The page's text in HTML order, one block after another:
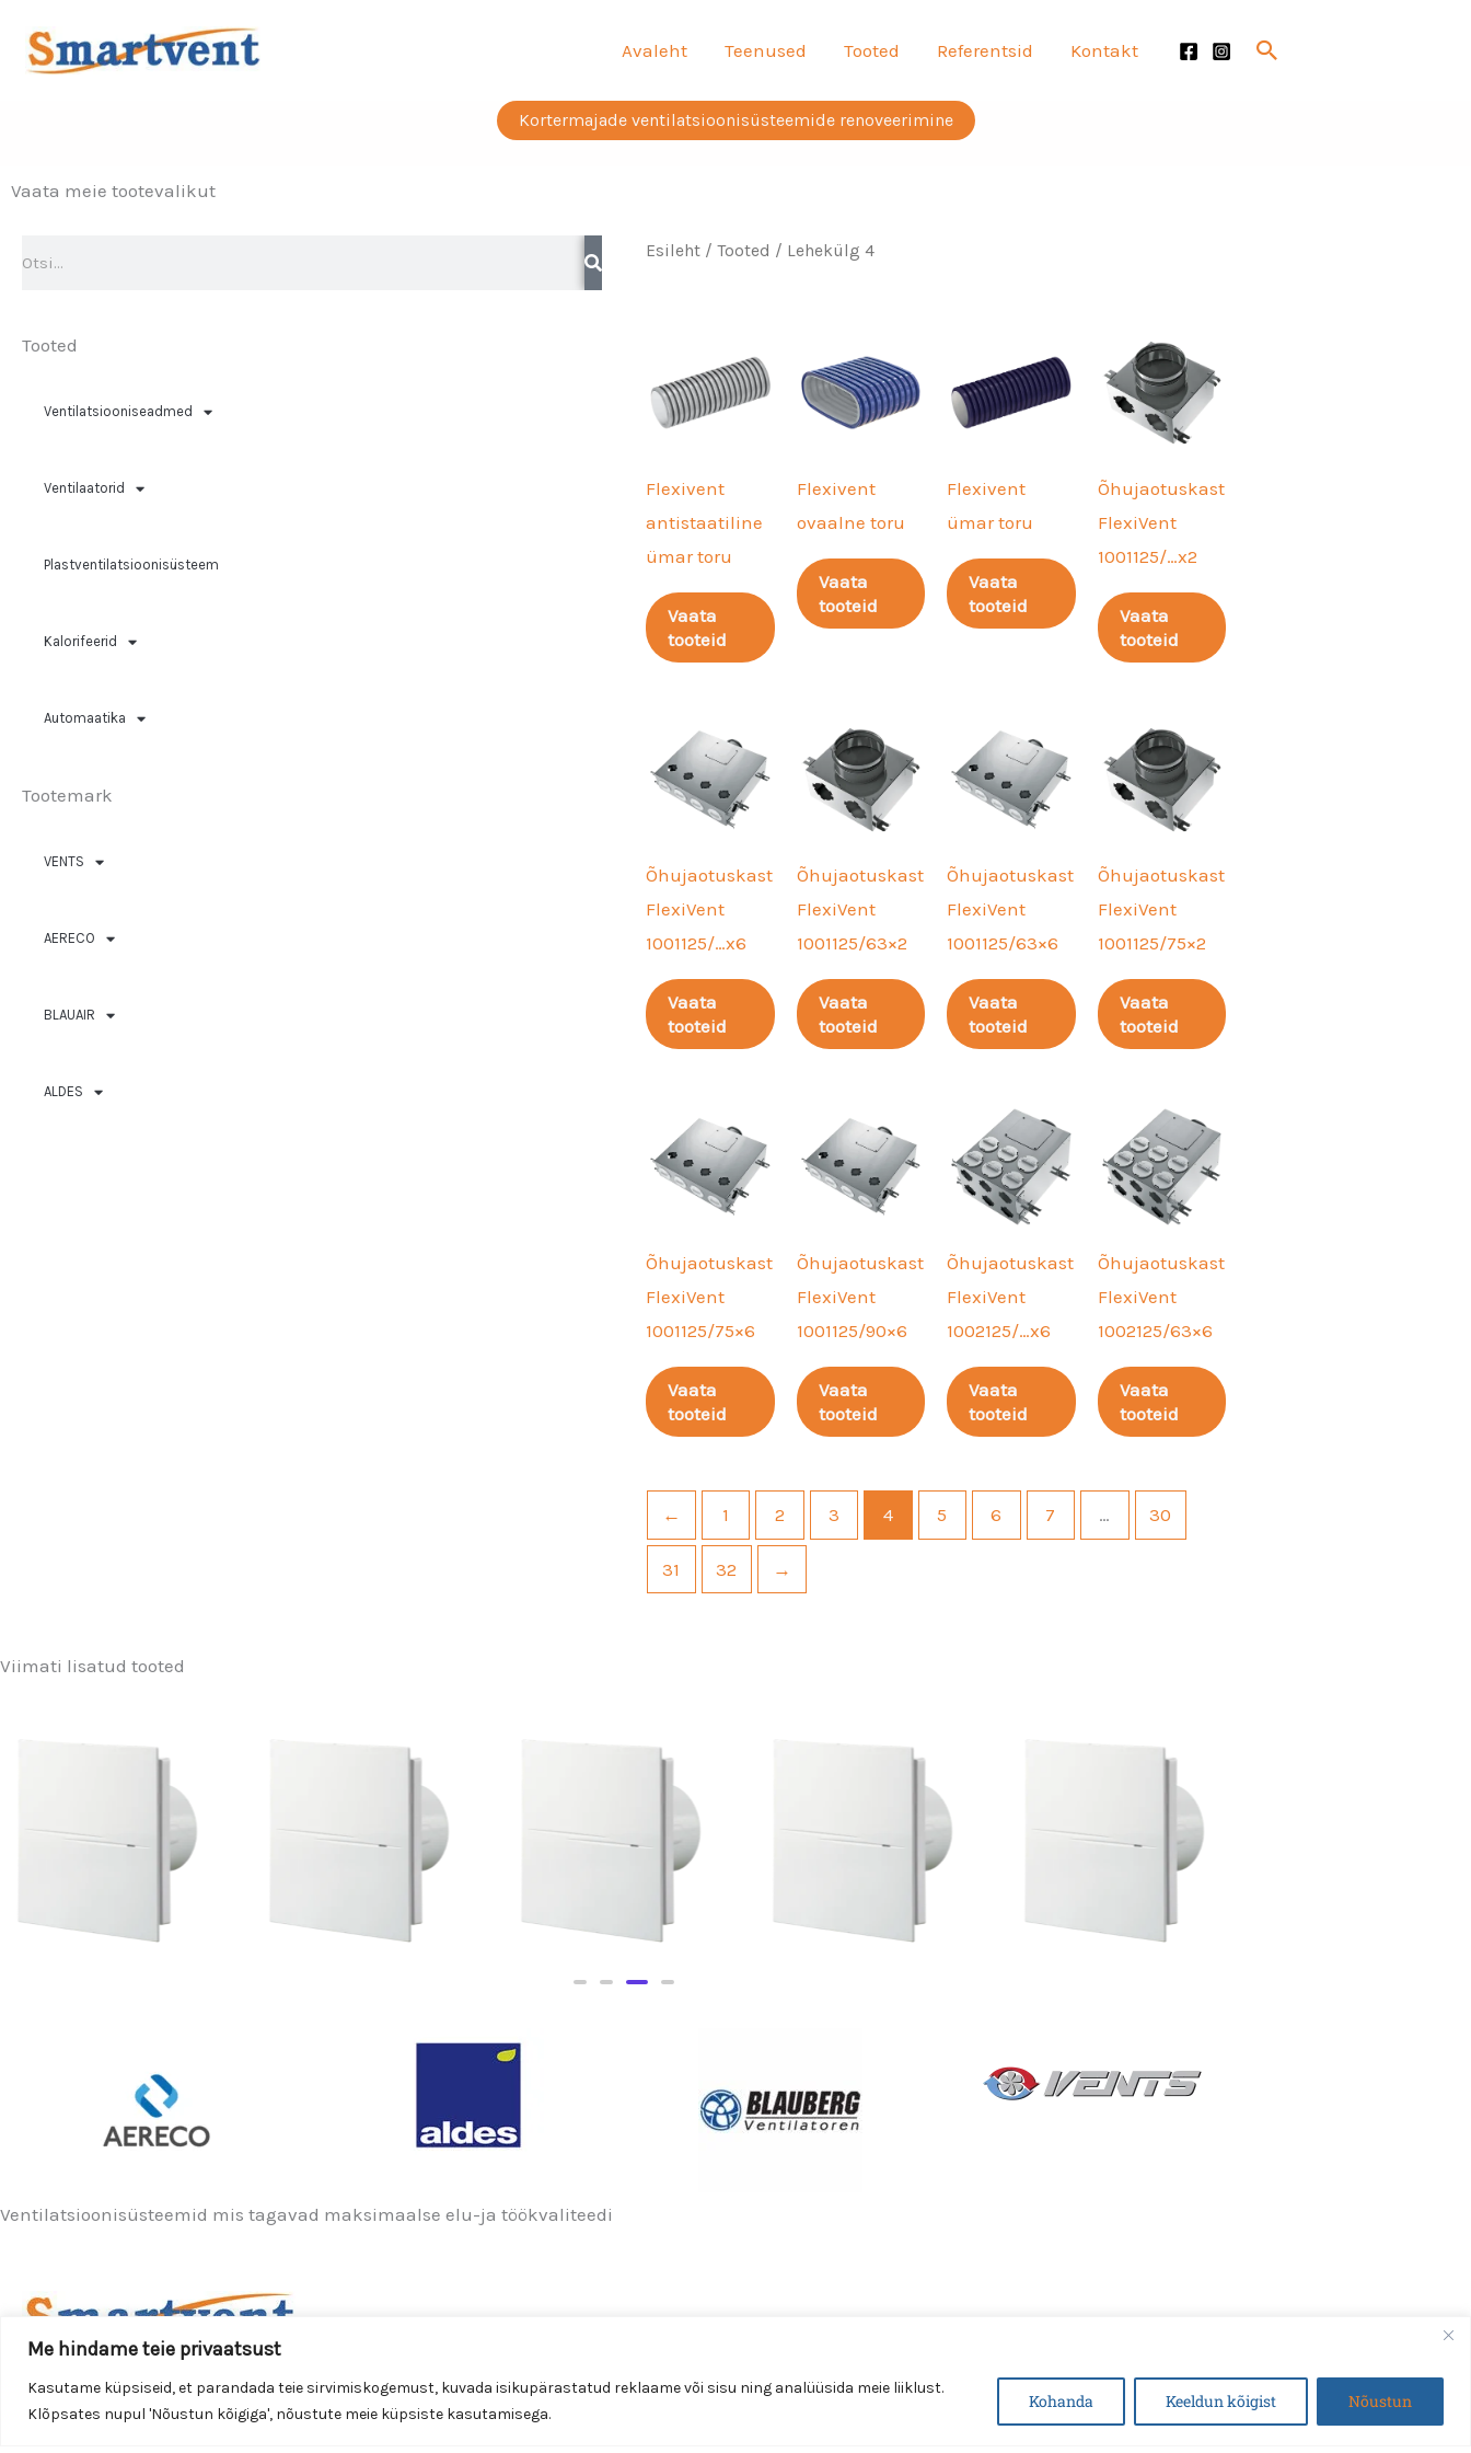
Me hindame teie privaatsust
Kasutame küpsiseid, et parandada teie sirvimiskogemust, kuvada isikupärastatud reklaame või sisu ning analüüsida meie liiklust.
Klõpsates nupul 'Nõustun kõigiga', nõustute meie küpsiste kasutamisega.
Kohanda Keeldun kõigist Nõustun
Avaleht Teenused Tooted Referentsid Kontakt Search
Kortermajade ventilatsioonisüsteemide renoveerimine
Vaata meie tootevalikut
Tooted
Ventilatsiooniseadmed
Ventilaatorid
Plastventilatsioonisüsteem
Kalorifeerid
Automaatika
Tootemark
VENTS
AERECO
BLAUAIR
ALDES
Esileht / Tooted / Lehekülg 4
Flexivent
antistaatiline
ümar toru
Vaata
tooteid
Flexivent
ovaalne toru
Vaata
tooteid
Flexivent
ümar toru
Vaata
tooteid
Õhujaotuskast
FlexiVent
1001125/…x2
Vaata
tooteid
Õhujaotuskast
FlexiVent
1001125/…x6
Vaata
tooteid
Õhujaotuskast
FlexiVent
1001125/63×2
Vaata
tooteid
Õhujaotuskast
FlexiVent
1001125/63×6
Vaata
tooteid
Õhujaotuskast
FlexiVent
1001125/75×2
Vaata
tooteid
Õhujaotuskast
FlexiVent
1001125/75×6
Vaata
tooteid
Õhujaotuskast
FlexiVent
1001125/90×6
Vaata
tooteid
Õhujaotuskast
FlexiVent
1002125/…x6
Vaata
tooteid
Õhujaotuskast
FlexiVent
1002125/63×6
Vaata
tooteid
← 1 2 3 4 5 6 7 … 30
31 32 →
Viimati lisatud tooted
VTH
Vents Quiet-Style 100 TH
Ventilatsioonisüsteemid mis tagavad maksimaalse elu-ja töökvaliteedi
Smartvent Group OÜ